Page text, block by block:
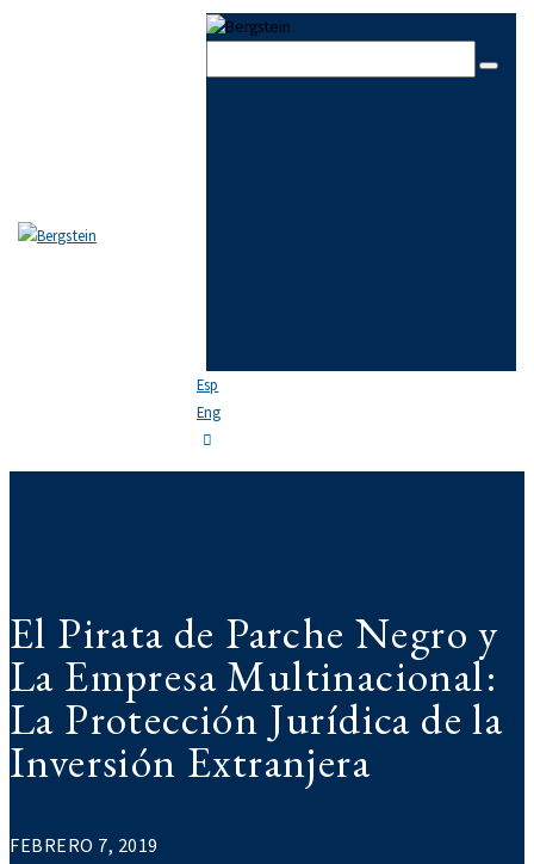
Skip to sidebarSkip to footer
Esp
Eng
ÁREAS DE PRÁCTICA
El Pirata de Parche Negro y
La Empresa Multinacional:
La Protección Jurídica de la
Inversión Extranjera
FEBRERO 7, 2019